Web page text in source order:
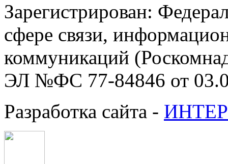
Зарегистрирован:
сфере связи,
коммуникаций
ЭЛ №ФС 77-84846 от
Разработка сайта -